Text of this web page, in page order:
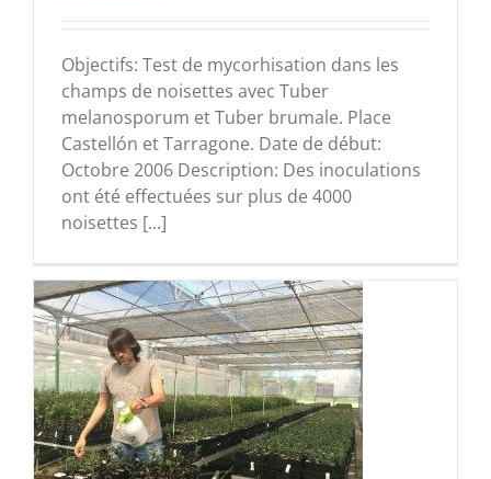
Objectifs: Test de mycorhisation dans les
champs de noisettes avec Tuber
melanosporum et Tuber brumale. Place
Castellón et Tarragone. Date de début:
Octobre 2006 Description: Des inoculations
ont été effectuées sur plus de 4000
noisettes [...]